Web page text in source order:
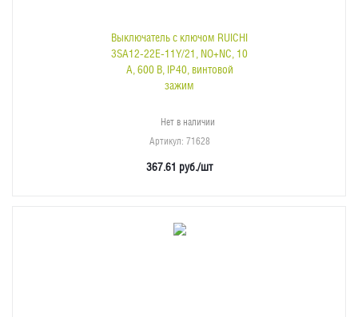
Выключатель с ключом RUICHI
3SA12-22E-11Y/21, NO+NC, 10
А, 600 В, IP40, винтовой
зажим
Нет в наличии
Артикул: 71628
367.61 руб./шт